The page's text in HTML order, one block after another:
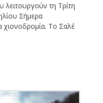
λειτουργούν τη Τρίτη
Σήμερα
χιονοδρομία. Το Σαλέ